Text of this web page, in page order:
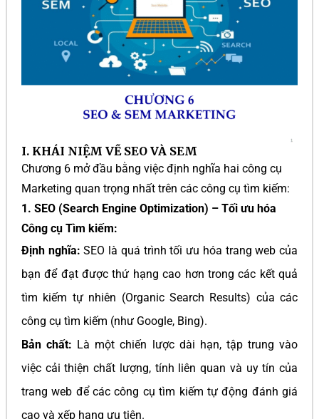
I. KHÁI NIỆM VỀ SEO VÀ SEM
Chương 6 mở đầu bằng việc định nghĩa hai công cụ
Marketing quan trọng nhất trên các công cụ tìm kiếm:
1. SEO (Search Engine Optimization) – Tối ưu hóa
Công cụ Tìm kiếm:
Định nghĩa: SEO là quá trình tối ưu hóa trang web của
bạn để đạt được thứ hạng cao hơn trong các kết quả
tìm kiếm tự nhiên (Organic Search Results) của các
công cụ tìm kiếm (như Google, Bing).
Bản chất: Là một chiến lược dài hạn, tập trung vào
việc cải thiện chất lượng, tính liên quan và uy tín của
trang web để các công cụ tìm kiếm tự động đánh giá
cao và xếp hạng ưu tiên.